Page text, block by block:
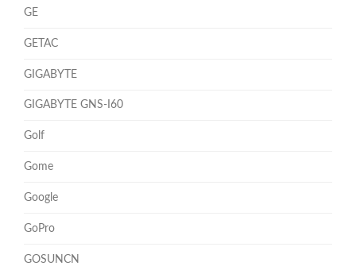
GE
GETAC
GIGABYTE
GIGABYTE GNS-I60
Golf
Gome
Google
GoPro
GOSUNCN